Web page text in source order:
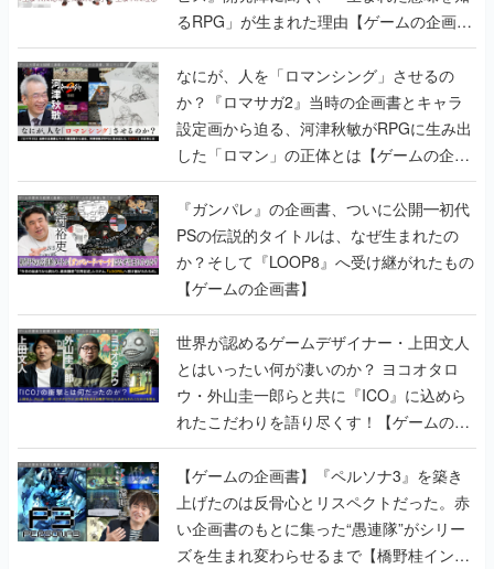
るRPG」が生まれた理由【ゲームの企画
書】
なにが、人を「ロマンシング」させるの
か？『ロマサガ2』当時の企画書とキャラ
設定画から迫る、河津秋敏がRPGに生み出
した「ロマン」の正体とは【ゲームの企画
書】
『ガンパレ』の企画書、ついに公開━初代
PSの伝説的タイトルは、なぜ生まれたの
か？そして『LOOP8』へ受け継がれたもの
【ゲームの企画書】
世界が認めるゲームデザイナー・上田文人
とはいったい何が凄いのか？ ヨコオタロ
ウ・外山圭一郎らと共に『ICO』に込めら
れたこだわりを語り尽くす！【ゲームの企
画書】
【ゲームの企画書】『ペルソナ3』を築き
上げたのは反骨心とリスペクトだった。赤
い企画書のもとに集った“愚連隊”がシリー
ズを生まれ変わらせるまで【橋野桂インタ